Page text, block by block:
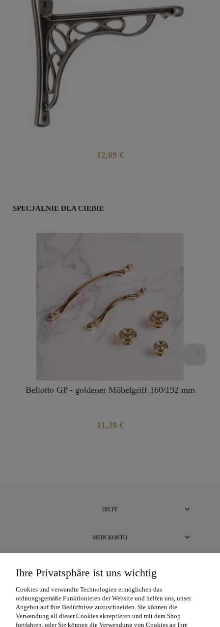
12,09 €
SPECJALNIE DLA CIEBIE
Bellotto GP - goldener Möbelgriff 160/192 mm
11,39 €
HILFE
MEIN KONTO
ÜBER UNS
Ihre Privatsphäre ist uns wichtig
Cookies und verwandte Technologien ermöglichen das
ordnungsgemäße Funktionieren der Website und helfen uns, unser
Angebot auf Ihre Bedürfnisse zuzuschneiden. Sie können die
Verwendung all dieser Cookies akzeptieren und mit dem Shop
fortfahren, oder Sie können die Verwendung von Cookies an Ihre